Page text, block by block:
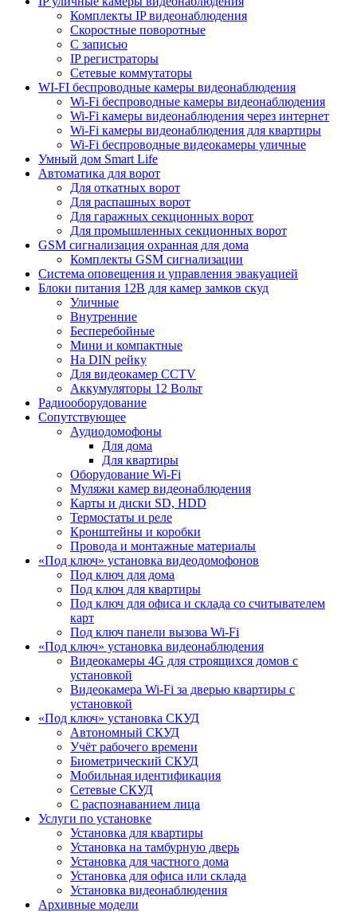
Комплекты IP видеонаблюдения
Скоростные поворотные
С записью
IP регистраторы
Сетевые коммутаторы
WI-FI беспроводные камеры видеонаблюдения
Wi-Fi беспроводные камеры видеонаблюдения
Wi-Fi камеры видеонаблюдения через интернет
Wi-Fi камеры видеонаблюдения для квартиры
Wi-Fi беспроводные видеокамеры уличные
Умный дом Smart Life
Автоматика для ворот
Для откатных ворот
Для распашных ворот
Для гаражных секционных ворот
Для промышленных секционных ворот
GSM сигнализация охранная для дома
Комплекты GSM сигнализации
Cистема оповещения и управления эвакуацией
Блоки питания 12В для камер замков скуд
Уличные
Внутренние
Бесперебойные
Мини и компактные
На DIN рейку
Для видеокамер CCTV
Аккумуляторы 12 Вольт
Радиооборудование
Сопутствующее
Аудиодомофоны
Для дома
Для квартиры
Оборудование Wi-Fi
Муляжи камер видеонаблюдения
Карты и диски SD, HDD
Термостаты и реле
Кронштейны и коробки
Провода и монтажные материалы
«Под ключ» установка видеодомофонов
Под ключ для дома
Под ключ для квартиры
Под ключ для офиса и склада со считывателем
карт
Под ключ панели вызова Wi-Fi
«Под ключ» установка видеонаблюдения
Видеокамеры 4G для строящихся домов с
установкой
Видеокамера Wi-Fi за дверью квартиры с
установкой
«Под ключ» установка СКУД
Автономный СКУД
Учёт рабочего времени
Биометрический СКУД
Мобильная идентификация
Сетевые СКУД
С распознаванием лица
Услуги по установке
Установка для квартиры
Установка на тамбурную дверь
Установка для частного дома
Установка для офиса или склада
Установка видеонаблюдения
Архивные модели